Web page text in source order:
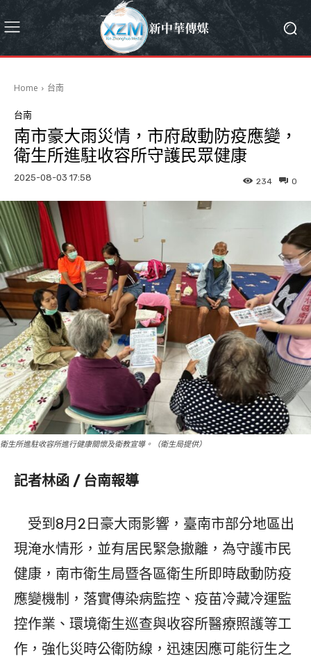
Home 台南
台南
南市豪大雨災情，市府啟動防疫應變，
衛生所進駐收容所守護民眾健康
2025-08-03 17:58 0
234
衛生所進駐收容所進行健康關懷及衛教宣導。（衛生局提供）
記者林函 / 台南報導
受到8月2日豪大雨影響，臺南市部分地區出
現淹水情形，並有居民緊急撤離，為守護市民
健康，南市衛生局暨各區衛生所即時啟動防疫
應變機制，落實傳染病監控、疫苗冷藏冷運監
控作業、環境衛生巡查與收容所醫療照護等工
作，強化災時公衛防線，迅速因應可能衍生之